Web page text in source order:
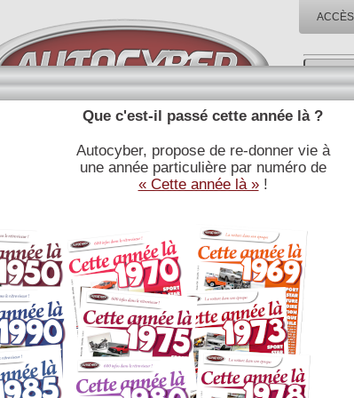
RÉFÉRENCES
JOURNALISTIQUES
BOUTIQUE
, Presque trop parfaite.
Honda offre une voiture de grand tourisme conçue pour
Porsche et Ferrari,le développement a été supervisé par
Ayrton Senna. La Honda NSX présente de
innovations technologiques, comme son châssis en
l?adoption de la distribution variable au niveau du moteur.
Que c'est-il passé cette année là ?
Autocyber, propose de re-donner vie à
une année particulière par numéro de
« Cette année là »!